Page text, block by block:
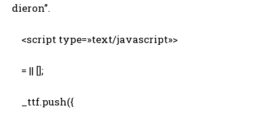
dieron”.
<script type=»text/javascript»>
= || [];
_ttf.push({